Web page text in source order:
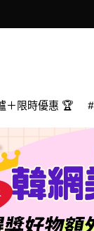
＋限時優惠 🏆